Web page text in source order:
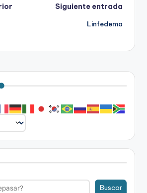
Siguiente entrada
Linfedema
Buscar